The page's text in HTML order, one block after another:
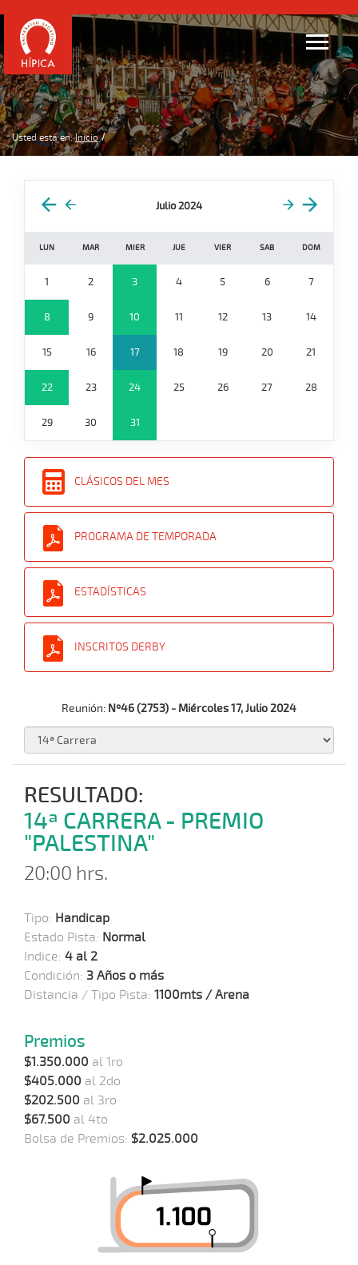
Usted está en: Inicio
Julio 2024
LUN MAR MIER JUE VIER SAB DOM
1 2 3 4 5 6 7
8 9 10 11 12 13 14
15 16 17 18 19 20 21
22 23 24 25 26 27 28
29 30 31
CLÁSICOS DEL MES
PROGRAMA DE TEMPORADA
ESTADÍSTICAS
INSCRITOS DERBY
Reunión: Nº46 (2753) - Miércoles 17, Julio 2024
RESULTADO:
14ª CARRERA - PREMIO
"PALESTINA"
20:00 hrs.
Tipo: Handicap
Estado Pista: Normal
Indice: 4 al 2
Condición: 3 Años o más
Distancia / Tipo Pista: 1100mts / Arena
Premios
$1.350.000 al 1ro
$405.000 al 2do
$202.500 al 3ro
$67.500 al 4to
Bolsa de Premios: $2.025.000